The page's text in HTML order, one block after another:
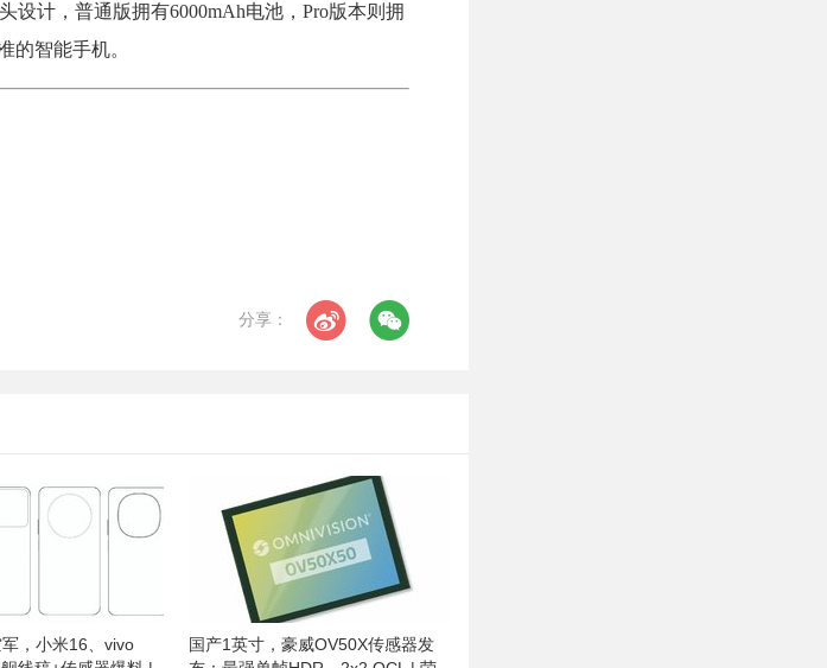
设计，普通版拥有6000mAh电池，Pro版本则拥
的智能手机。
分享：
，小米16、vivo
国产1英寸，豪威OV50X传感器发